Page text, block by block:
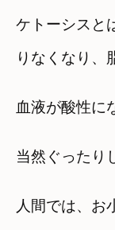
ケトーシスと
りなくなり、
血液が酸性に
当然ぐったり
人間では、お